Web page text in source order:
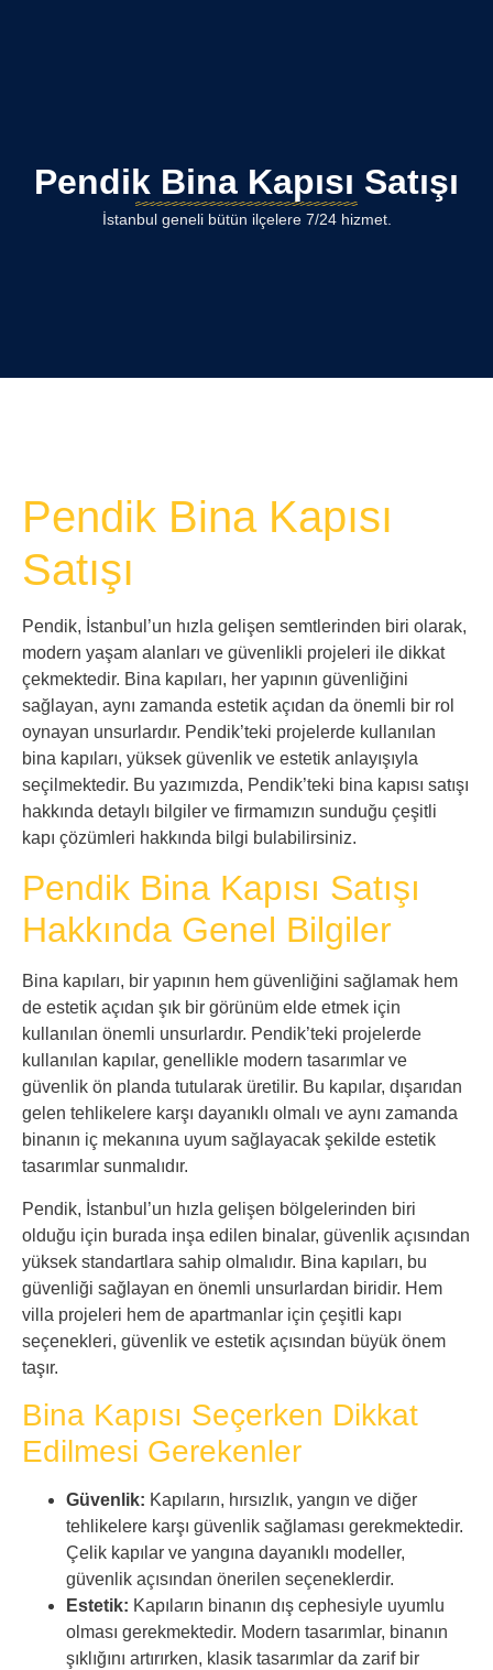
Pendik Bina Kapısı Satışı
İstanbul geneli bütün ilçelere 7/24 hizmet.
Pendik Bina Kapısı
Satışı
Pendik, İstanbul’un hızla gelişen semtlerinden biri olarak,
modern yaşam alanları ve güvenlikli projeleri ile dikkat
çekmektedir. Bina kapıları, her yapının güvenliğini
sağlayan, aynı zamanda estetik açıdan da önemli bir rol
oynayan unsurlardır. Pendik’teki projelerde kullanılan
bina kapıları, yüksek güvenlik ve estetik anlayışıyla
seçilmektedir. Bu yazımızda, Pendik’teki bina kapısı satışı
hakkında detaylı bilgiler ve firmamızın sunduğu çeşitli
kapı çözümleri hakkında bilgi bulabilirsiniz.
Pendik Bina Kapısı Satışı
Hakkında Genel Bilgiler
Bina kapıları, bir yapının hem güvenliğini sağlamak hem
de estetik açıdan şık bir görünüm elde etmek için
kullanılan önemli unsurlardır. Pendik’teki projelerde
kullanılan kapılar, genellikle modern tasarımlar ve
güvenlik ön planda tutularak üretilir. Bu kapılar, dışarıdan
gelen tehlikelere karşı dayanıklı olmalı ve aynı zamanda
binanın iç mekanına uyum sağlayacak şekilde estetik
tasarımlar sunmalıdır.
Pendik, İstanbul’un hızla gelişen bölgelerinden biri
olduğu için burada inşa edilen binalar, güvenlik açısından
yüksek standartlara sahip olmalıdır. Bina kapıları, bu
güvenliği sağlayan en önemli unsurlardan biridir. Hem
villa projeleri hem de apartmanlar için çeşitli kapı
seçenekleri, güvenlik ve estetik açısından büyük önem
taşır.
Bina Kapısı Seçerken Dikkat
Edilmesi Gerekenler
Güvenlik: Kapıların, hırsızlık, yangın ve diğer
tehlikelere karşı güvenlik sağlaması gerekmektedir.
Çelik kapılar ve yangına dayanıklı modeller,
güvenlik açısından önerilen seçeneklerdir.
Estetik: Kapıların binanın dış cephesiyle uyumlu
olması gerekmektedir. Modern tasarımlar, binanın
şıklığını artırırken, klasik tasarımlar da zarif bir